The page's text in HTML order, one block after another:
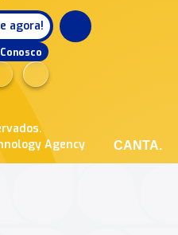
agora!
Agency
CANTA.